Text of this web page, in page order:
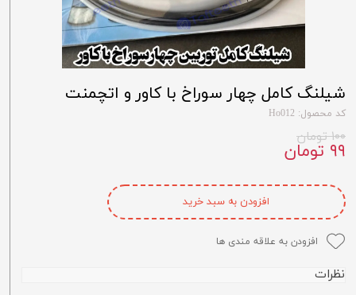
شیلنگ کامل چهار سوراخ با کاور و اتچمنت
کد محصول: Ho012
۱۰۰ تومان
۹۹ تومان
افزودن به سبد خرید
افزودن به علاقه مندی ها
نظرات